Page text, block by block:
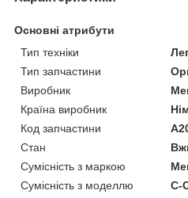
Основні атрибути
Тип техніки
Тип запчастини
Виробник
Країна виробник
Код запчастини
Стан
Сумісність з маркою
Сумісність з моделлю
C-